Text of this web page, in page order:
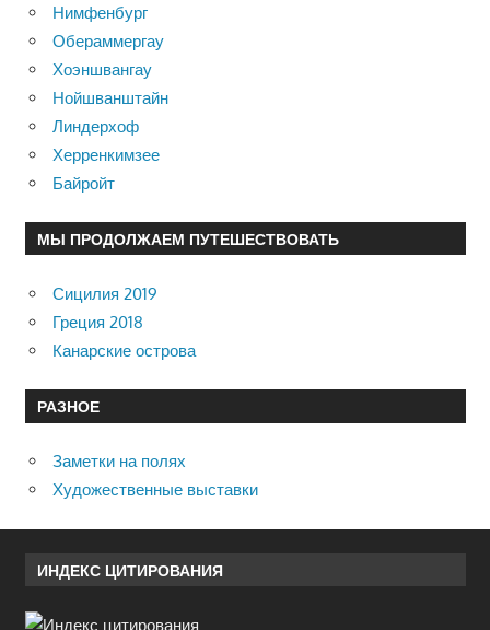
Нимфенбург
Обераммергау
Хоэншвангау
Нойшванштайн
Линдерхоф
Херренкимзее
Байройт
МЫ ПРОДОЛЖАЕМ ПУТЕШЕСТВОВАТЬ
Сицилия 2019
Греция 2018
Канарские острова
РАЗНОЕ
Заметки на полях
Художественные выставки
ИНДЕКС ЦИТИРОВАНИЯ